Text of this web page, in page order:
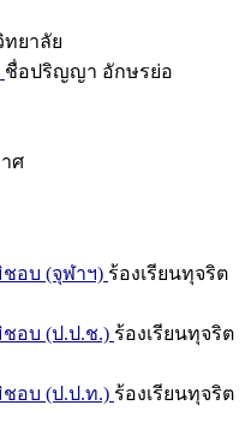
ทยาลัย
ชื่อปริญญา อักษรย่อ
ศ
อบ (จุฬาฯ) ร้องเรียนทุจริต
อบ (ป.ป.ช.) ร้องเรียนทุจริต
อบ (ป.ป.ท.) ร้องเรียนทุจริต